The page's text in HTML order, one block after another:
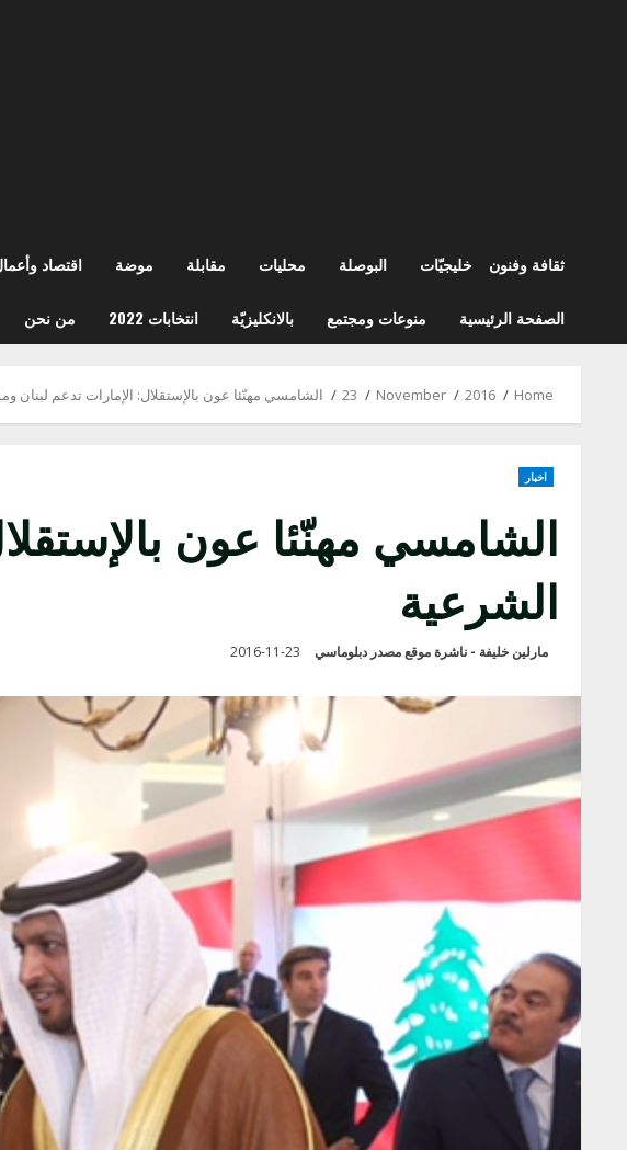
ثقافة وفنون خليجيّات البوصلة محليات مقابلة موضة اقتصاد
الصفحة الرئيسية منوعات ومجتمع بالانكليزيّة انتخابات 2022 من نحن
Home
2016
November
23 الشامسي مهنّئا عون بالإستقلال: الإمارات تدعم لبنان
اخبار
الشامسي مهنّئا عون
الشرعية
مارلين خليفة - ناشرة موقع مصدر دبلوماسي 2016-11-23